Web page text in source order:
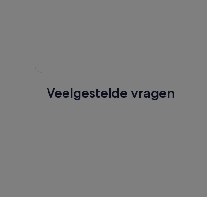
Veelgestelde vragen